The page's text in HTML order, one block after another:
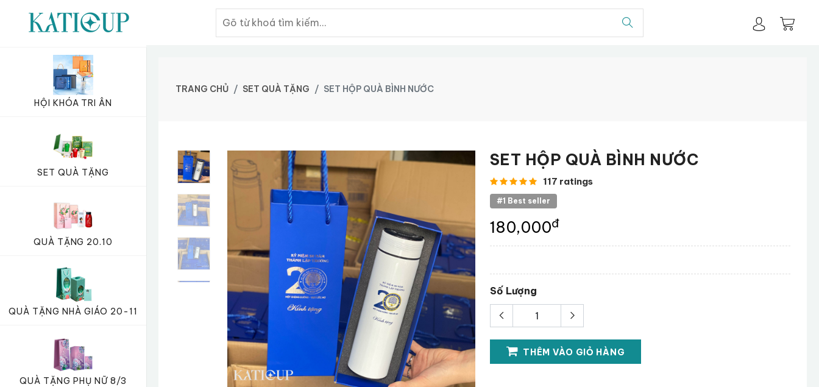
HỘI KHÓA TRI ÂN
SET QUÀ TẶNG
QUÀ TẶNG 20.10
QUÀ TẶNG NHÀ GIÁO 20-11
QUÀ TẶNG PHỤ NỮ 8/3
TRANG CHỦ SET QUÀ TẶNG SET HỘP QUÀ BÌNH NƯỚC
SET HỘP QUÀ BÌNH NƯỚC
117 ratings
#1 Best seller
180,000đ
Số Lượng
THÊM VÀO GIỎ HÀNG